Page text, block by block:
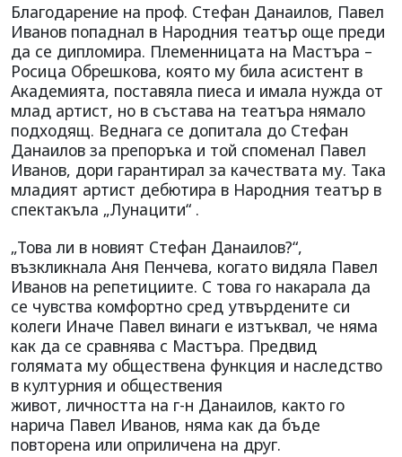
Благодарение на проф. Стефан Данаилов, Павел
Иванов попаднал в Народния театър още преди
да се дипломира. Племенницата на Мастъра –
Росица Обрешкова, която му била асистент в
Академията, поставяла пиеса и имала нужда от
млад артист, но в състава на театъра нямало
подходящ. Веднага се допитала до Стефан
Данаилов за препоръка и той споменал Павел
Иванов, дори гарантирал за качествата му. Така
младият артист дебютира в Народния театър в
спектакъла „Лунацити“ .
„Това ли в новият Стефан Данаилов?“,
възкликнала Аня Пенчева, когато видяла Павел
Иванов на репетициите. С това го накарала да
се чувства комфортно сред утвърдените си
колеги Иначе Павел винаги е изтъквал, че няма
как да се сравнява с Мастъра. Предвид
голямата му обществена функция и наследство
в културния и обществения
живот, личността на г-н Данаилов, както го
нарича Павел Иванов, няма как да бъде
повторена или оприличена на друг.